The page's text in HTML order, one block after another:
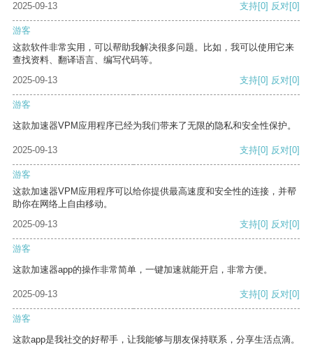
2025-09-13
支持[0] 反对[0]
游客
这款软件非常实用，可以帮助我解决很多问题。比如，我可以使用它来
查找资料、翻译语言、编写代码等。
2025-09-13
支持[0] 反对[0]
游客
这款加速器VPM应用程序已经为我们带来了无限的隐私和安全性保护。
2025-09-13 支持[0] 反对[0]
游客
这款加速器VPM应用程序可以给你提供最高速度和安全性的连接，并帮
助你在网络上自由移动。
2025-09-13
支持[0] 反对[0]
游客
这款加速器app的操作非常简单，一键加速就能开启，非常方便。
2025-09-13 支持[0] 反对[0]
游客
这款app是我社交的好帮手，让我能够与朋友保持联系，分享生活点滴。